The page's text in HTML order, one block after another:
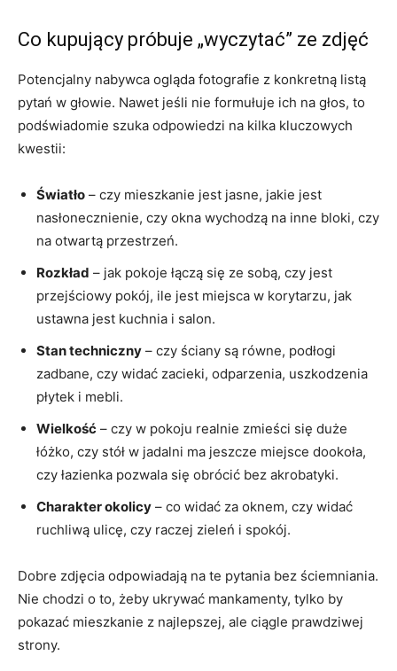
Co kupujący próbuje „wyczytać” ze zdjęć
Potencjalny nabywca ogląda fotografie z konkretną listą
pytań w głowie. Nawet jeśli nie formułuje ich na głos, to
podświadomie szuka odpowiedzi na kilka kluczowych
kwestii:
Światło – czy mieszkanie jest jasne, jakie jest
nasłonecznienie, czy okna wychodzą na inne bloki, czy
na otwartą przestrzeń.
Rozkład – jak pokoje łączą się ze sobą, czy jest
przejściowy pokój, ile jest miejsca w korytarzu, jak
ustawna jest kuchnia i salon.
Stan techniczny – czy ściany są równe, podłogi
zadbane, czy widać zacieki, odparzenia, uszkodzenia
płytek i mebli.
Wielkość – czy w pokoju realnie zmieści się duże
łóżko, czy stół w jadalni ma jeszcze miejsce dookoła,
czy łazienka pozwala się obrócić bez akrobatyki.
Charakter okolicy – co widać za oknem, czy widać
ruchliwą ulicę, czy raczej zieleń i spokój.
Dobre zdjęcia odpowiadają na te pytania bez ściemniania.
Nie chodzi o to, żeby ukrywać mankamenty, tylko by
pokazać mieszkanie z najlepszej, ale ciągle prawdziwej
strony.